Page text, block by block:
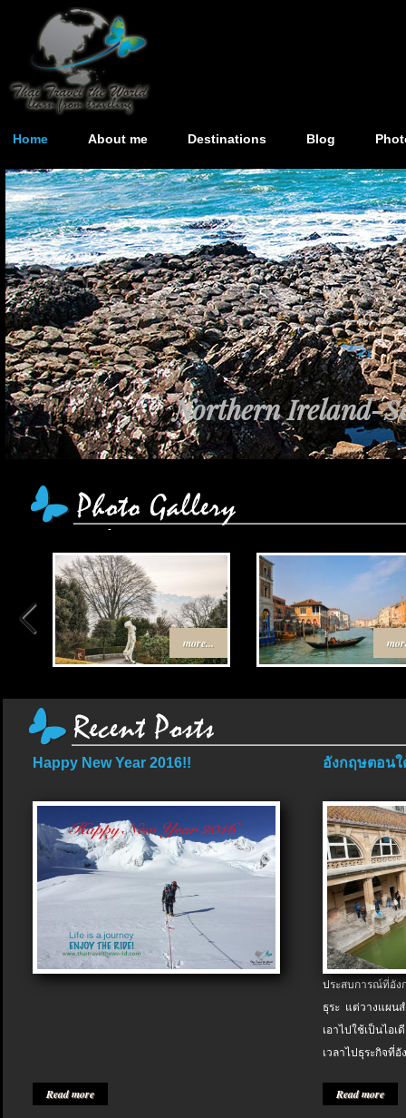
Home About me Destinations Blog
Northern Ireland-
more...
Happy New Year 2016!!
Read more
อังกฤษตอนใ
ประสบการณ์ที่อัง
ธุระ แต่วางแผน
เอาไปใช้เป็นไอ
เวลาไปธุระกิจที่อั
Read more